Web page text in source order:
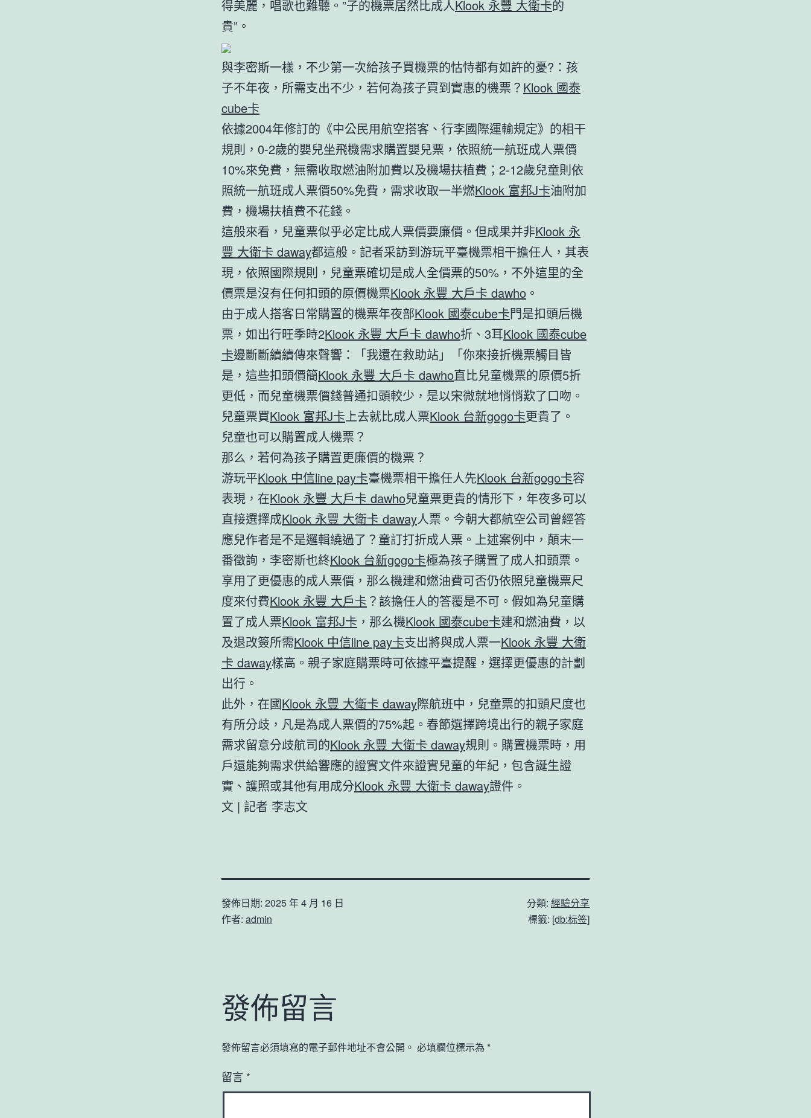
得美麗，唱歌也難聽。”子的機票居然比成人Klook 永豐 大衛卡的
貴”。
與李密斯一樣，不少第一次給孩子買機票的怙恃都有如許的憂?：孩
子不年夜，所需支出不少，若何為孩子買到實惠的機票？ Klook 國泰
cube卡
依據2004年修訂的《中公民用航空搭客、行李國際運輸規定》的相干
規則，0-2歲的嬰兒坐飛機需求購置嬰兒票，依照統一航班成人票價
10%來免費，無需收取燃油附加費以及機場扶植費；2-12歲兒童則依
照統一航班成人票價50%免費，需求收取一半燃Klook 富邦J卡油附加
費，機場扶植費不花錢。
這般來看，兒童票似乎必定比成人票價要廉價。但成果并非Klook 永
豐 大衛卡 daway都這般。記者采訪到游玩平臺機票相干擔任人，其表
現，依照國際規則，兒童票確切是成人全價票的50%，不外這里的全
價票是沒有任何扣頭的原價機票Klook 永豐 大戶卡 dawho 。
由于成人搭客日常購置的機票年夜部Klook 國泰cube卡門是扣頭后機
票，如出行旺季時2Klook 永豐 大戶卡 dawho折、3耳Klook 國泰cube
卡邊斷斷續續傳來聲響：「我還在救助站」「你來接折機票觸目皆
是，這些扣頭價簡Klook 永豐 大戶卡 dawho直比兒童機票的原價5折
更低，而兒童機票價錢普通扣頭較少，是以宋微就地悄悄歎了口吻。
兒童票買Klook 富邦J卡上去就比成人票Klook 台新gogo卡更貴了。
兒童也可以購置成人機票？
那么，若何為孩子購置更廉價的機票？
游玩平Klook 中信line pay卡臺機票相干擔任人先Klook 台新gogo卡容
表現，在Klook 永豐 大戶卡 dawho兒童票更貴的情形下，年夜多可以
直接選擇成Klook 永豐 大衛卡 daway人票。今朝大都航空公司曾經答
應兒作者是不是邏輯繞過了？童訂打折成人票。上述案例中，顛末一
番徵詢，李密斯也終Klook 台新gogo卡極為孩子購置了成人扣頭票。
享用了更優惠的成人票價，那么機建和燃油費可否仍依照兒童機票尺
度來付費Klook 永豐 大戶卡 ？該擔任人的答覆是不可。假如為兒童購
置了成人票Klook 富邦J卡 ，那么機Klook 國泰cube卡建和燃油費，以
及退改簽所需Klook 中信line pay卡支出將與成人票一Klook 永豐 大衛
卡 daway樣高。親子家庭購票時可依據平臺提醒，選擇更優惠的計劃
出行。
此外，在國Klook 永豐 大衛卡 daway際航班中，兒童票的扣頭尺度也
有所分歧，凡是為成人票價的75%起。春節選擇跨境出行的親子家庭
需求留意分歧航司的Klook 永豐 大衛卡 daway規則。購置機票時，用
戶還能夠需求供給響應的證實文件來證實兒童的年紀，包含誕生證
實、護照或其他有用成分Klook 永豐 大衛卡 daway證件。
文 | 記者 李志文
發佈日期: 2025 年 4 月 16 日
作者: admin
分類: 經驗分享
標籤: [db:标签]
發佈留言
發佈留言必須填寫的電子郵件地址不會公開。 必填欄位標示為 *
留言 *